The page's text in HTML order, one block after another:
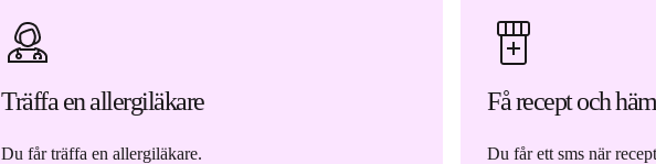
Träffa en allergiläkare
Du får träffa en allergiläkare.
Få recept och
Du får ett sms när